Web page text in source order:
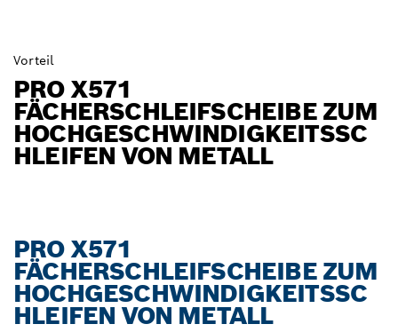
Vorteil
PRO X571
FÄCHERSCHLEIFSCHEIBE ZUM
HOCHGESCHWINDIGKEITSSC
HLEIFEN VON METALL
PRO X571
FÄCHERSCHLEIFSCHEIBE ZUM
HOCHGESCHWINDIGKEITSSC
HLEIFEN VON METALL